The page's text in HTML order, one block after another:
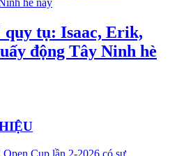
tụ: Isaac, Erik,
động Tây Ninh hè